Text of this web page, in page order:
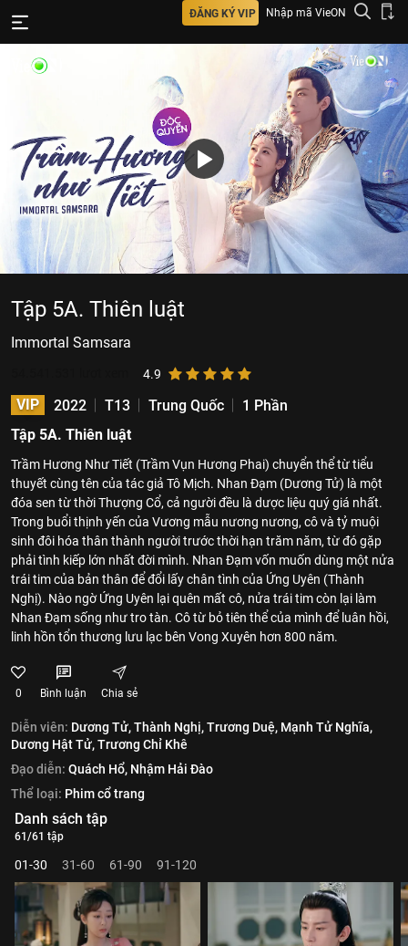
ĐĂNG KÝ VIP Nhập mã VieON
Tập 5A. Thiên luật
Immortal Samsara
4.9
VIP 2022 T13 Trung Quốc
1 Phần
Tập 5A. Thiên luật
Trầm Hương Như Tiết (Trầm Vụn Hương Phai) chuyển thể từ tiểu
thuyết cùng tên của tác giả Tô Mịch. Nhan Đạm (Dương Tử) là một
đóa sen từ thời Thượng Cổ, cả người đều là dược liệu quý giá nhất.
Trong buổi thịnh yến của Vương mẫu nương nương, cô và tỷ muội
sinh đôi hóa thân thành người trước thời hạn trăm năm, từ đó gặp
phải tình kiếp lớn nhất đời mình. Nhan Đạm vốn muốn dùng một nửa
trái tim của bản thân để đổi lấy chân tình của Ứng Uyên (Thành
Nghị). Nào ngờ Ứng Uyên lại quên mất cô, nửa trái tim còn lại làm
Nhan Đạm sống như tro tàn. Cô từ bỏ tiên thể của mình để luân hồi,
linh hồn tổn thương lưu lạc bên Vong Xuyên hơn 800 năm.
0 Bình luận Chia sẻ
Diễn viên: Dương Tử,Thành Nghị,Trương Duệ, Mạnh Tử Nghĩa,
Dương Hật Tử,Trương Chỉ Khê
Đạo diễn: Quách Hổ, Nhậm Hải Đào
Thể loại: Phim cổ trang
Danh sách tập
61/61 tập
01-30 31-60 61-90 91-120